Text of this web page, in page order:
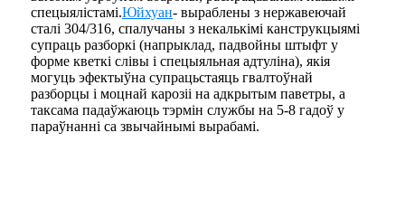
спецыялістамі.Юйхуан- выраблены з нержавеючай
сталі 304/316, спалучаны з некалькімі канструкцыямі
супраць разборкі (напрыклад, падвойны штыфт у
форме кветкі слівы і спецыяльная адтуліна), якія
могуць эфектыўна супрацьстаяць гвалтоўнай
разборцы і моцнай карозіі на адкрытым паветры, а
таксама падаўжаюць тэрмін службы на 5-8 гадоў у
параўнанні са звычайнымі вырабамі.